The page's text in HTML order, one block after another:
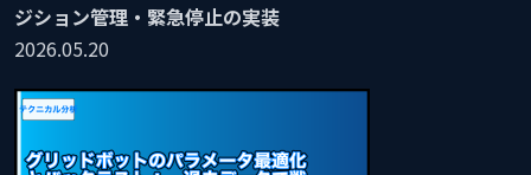
ジション管理・緊急停止の実装
2026.05.20